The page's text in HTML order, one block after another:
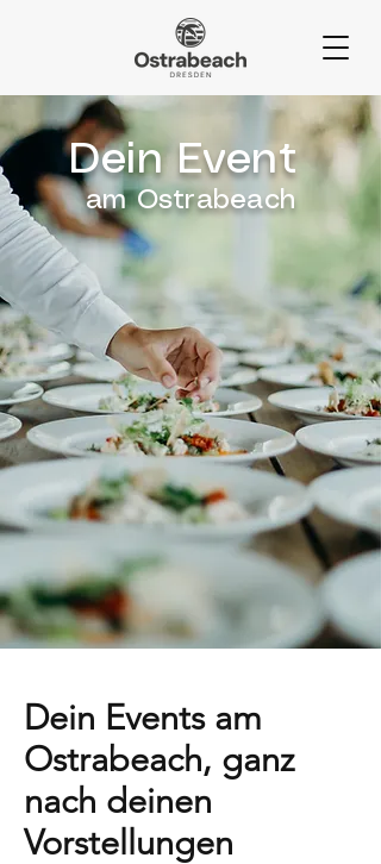
Dein Event
am Ostrabeach
Dein Events am
Ostrabeach, ganz
nach deinen
Vorstellungen